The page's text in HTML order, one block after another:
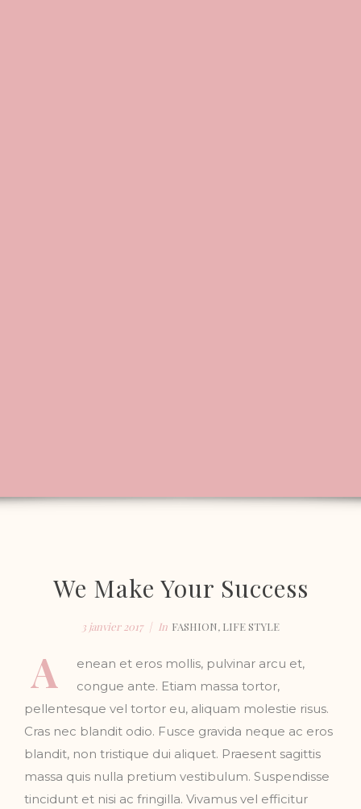
We Make Your Success
3 janvier 2017 In FASHION, LIFE STYLE
A
enean et eros mollis, pulvinar arcu et,
congue ante. Etiam massa tortor,
pellentesque vel tortor eu, aliquam molestie risus.
Cras nec blandit odio. Fusce gravida neque ac eros
blandit, non tristique dui aliquet. Praesent sagittis
massa quis nulla pretium vestibulum. Suspendisse
tincidunt et nisi ac fringilla. Vivamus vel efficitur